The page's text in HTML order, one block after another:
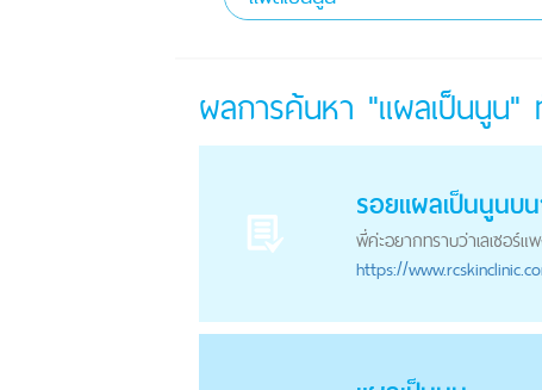
ผลการค้นหา "แผลเป็นนูน"
รอยแผลเป็นนูนบ
พี่ค่ะอยากทราบว่าเลเซอร์
https://